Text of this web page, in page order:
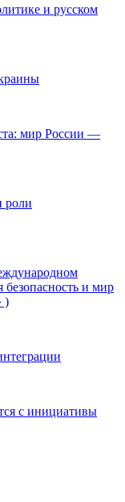
и русском
мир России —
роли
безопасность и мир
)
с инициативы